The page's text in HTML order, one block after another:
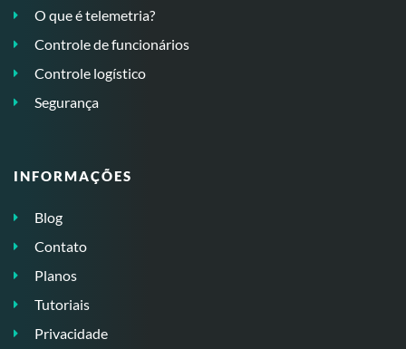
O que é telemetria?
Controle de funcionários
Controle logístico
Segurança
INFORMAÇÕES
Blog
Contato
Planos
Tutoriais
Privacidade